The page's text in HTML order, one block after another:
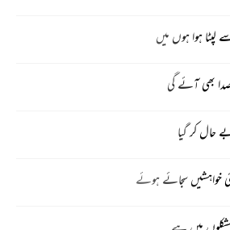
ہوا ہوں میں
صدا بھی آئے گی
حال کر گیا
خواہشیں سجائے ہوئے